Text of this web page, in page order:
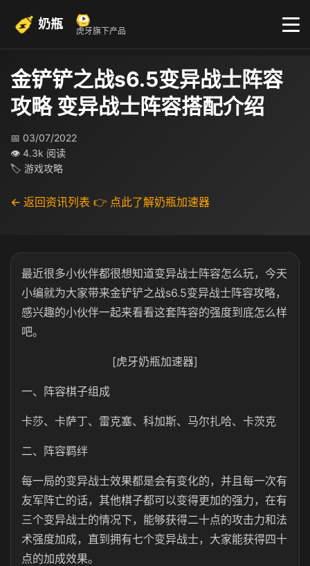
奶瓶 虎牙旗下产品
金铲铲之战s6.5变异战士阵容
攻略 变异战士阵容搭配介绍
📅 03/07/2022
👁 4.3k 阅读
🏷 游戏攻略
← 返回资讯列表 👉 点此了解奶瓶加速器
最近很多小伙伴都很想知道变异战士阵容怎么玩，今天
小编就为大家带来金铲铲之战s6.5变异战士阵容攻略，
感兴趣的小伙伴一起来看看这套阵容的强度到底怎么样
吧。
[虎牙奶瓶加速器]
一、阵容棋子组成
卡莎、卡萨丁、雷克塞、科加斯、马尔扎哈、卡茨克
二、阵容羁绊
每一局的变异战士效果都是会有变化的，并且每一次有
友军阵亡的话，其他棋子都可以变得更加的强力，在有
三个变异战士的情况下，能够获得二十点的攻击力和法
术强度加成，直到拥有七个变异战士，大家能获得四十
点的加成效果。